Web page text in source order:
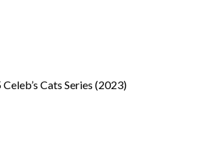
Cats Series (2023)